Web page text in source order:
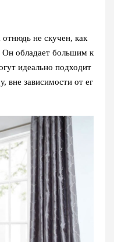
не скучен, как
Он обладает большим к
идеально подходит
вне зависимости от ег